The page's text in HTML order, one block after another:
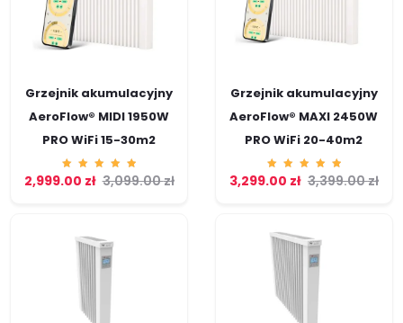
Grzejnik akumulacyjny
AeroFlow® MIDI 1950W
PRO WiFi 15-30m2
Ocenion
o3,099.00zł
2,999.00 zł
Grzejnik akumulacyjny
AeroFlow® MAXI 2450W
PRO WiFi 20-40m2
Ocenion
o3,399.00zł
3,299.00 zł